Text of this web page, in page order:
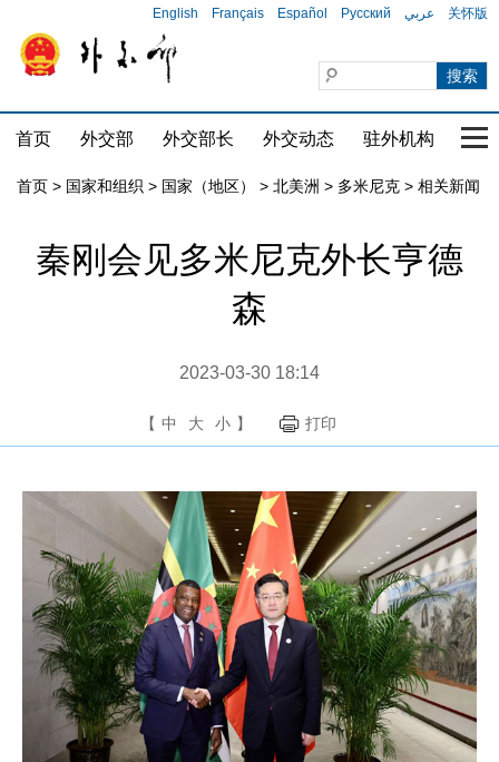
English Français Español Русский عربي 关怀版
首页 外交部 外交部长 外交动态 驻外机构 国
首页 > 国家和组织 > 国家（地区） > 北美洲 > 多米尼克 > 相关新闻
秦刚会见多米尼克外长亨德
森
2023-03-30 18:14
【 中 大 小 】 打印